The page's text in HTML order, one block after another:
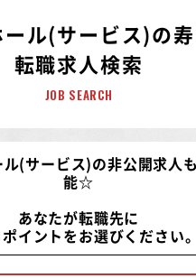
ール(サービス)の寿
転職求人検索
JOB SEARCH
ル(サービス)の非公開求人
能☆
あなたが転職先に
イントをお選びください。